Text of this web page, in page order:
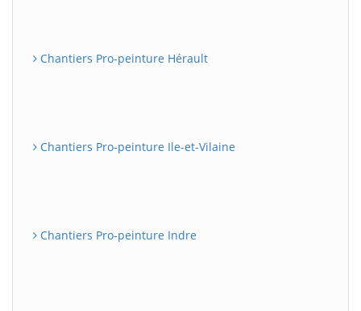
Chantiers Pro-peinture Hérault
Chantiers Pro-peinture Ile-et-Vilaine
Chantiers Pro-peinture Indre